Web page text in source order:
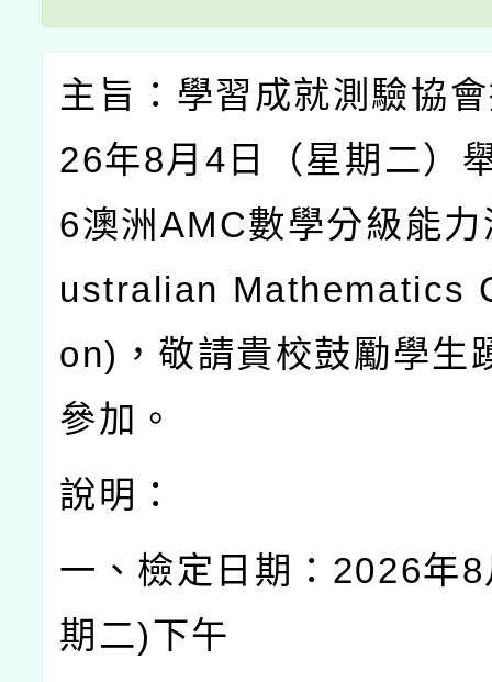
主旨：學習成就測驗協
26年8月 4 日（星期二）
6澳洲 AMC數學分級能
ustralian Mathematics
on) ，敬請貴校鼓勵學生
參加。
說明：
一、檢定日期： 2026年8
期二)下午